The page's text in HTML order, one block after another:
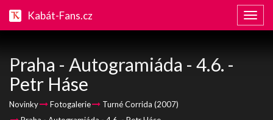
Kabát-Fans.cz
Praha - Autogramiáda - 4.6. -
Petr Háse
Novinky Fotogalerie
Turné Corrida (2007)